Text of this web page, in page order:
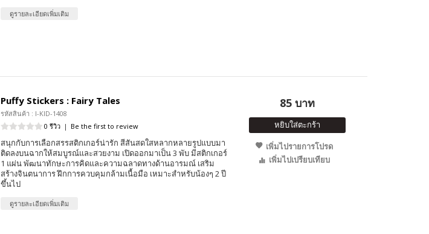
ดูรายละเอียดเพิ่มเติม
Puffy Stickers : Fairy Tales
รหัสสินค้า : I-KID-1408
0 รีวิว | Be the first to review
สนุกกับการเลือกสรรสติกเกอร์น่ารัก สีสันสดใสหลากหลายรูปแบบมา
ติดลงบนฉากให้สมบูรณ์และสวยงาม เปิดออกมาเป็น 3 พับ มีสติกเกอร์
1 แผ่น พัฒนาทักษะการคิดและความฉลาดทางด้านอารมณ์ เสริม
สร้างจินตนาการ ฝึกการควบคุมกล้ามเนื้อมือ เหมาะสำหรับน้องๆ 2 ปี
ขึ้นไป
ดูรายละเอียดเพิ่มเติม
85 บาท
หยิบใส่ตะกร้า
เพิ่มไปรายการโปรด
เพิ่มไปเปรียบเทียบ